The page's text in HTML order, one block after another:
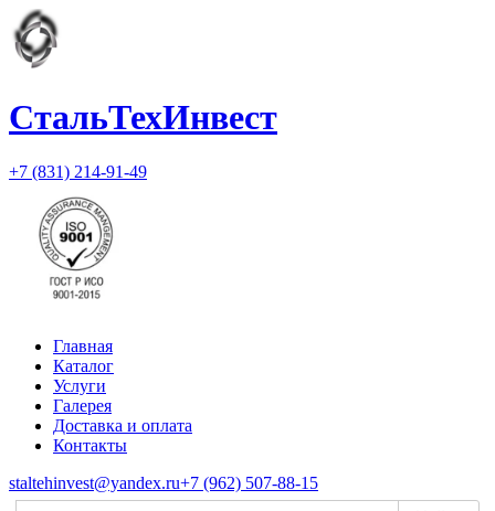
СтальТехИнвест
+7 (831) 214-91-49
Главная
Каталог
Услуги
Галерея
Доставка и оплата
Контакты
staltehinvest@yandex.ru+7 (962) 507-88-15